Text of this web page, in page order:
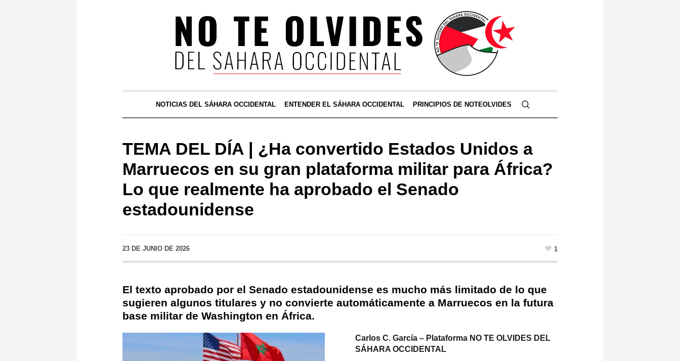
NOTICIAS DEL SÁHARA OCCIDENTAL ENTENDER EL SÁHARA OCCIDENTAL PRINCIPIOS DE NOTEOLVIDES
TEMA DEL DÍA | ¿Ha convertido Estados Unidos a
Marruecos en su gran plataforma militar para África?
Lo que realmente ha aprobado el Senado
estadounidense
23 DE JUNIO DE 2026 1
El texto aprobado por el Senado estadounidense es mucho más limitado de lo que
sugieren algunos titulares y no convierte automáticamente a Marruecos en la futura
base militar de Washington en África.
Carlos C. García – Plataforma NO TE OLVIDES DEL
SÁHARA OCCIDENTAL